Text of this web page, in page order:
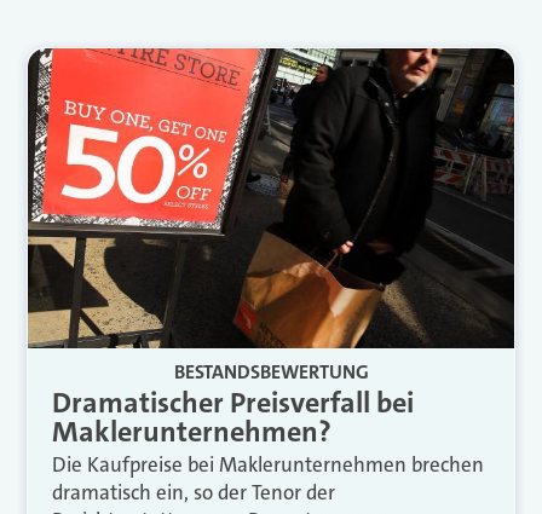
BESTANDSBEWERTUNG
Dramatischer Preisverfall bei
Maklerunternehmen?
Die Kaufpreise bei Maklerunternehmen brechen
dramatisch ein, so der Tenor der